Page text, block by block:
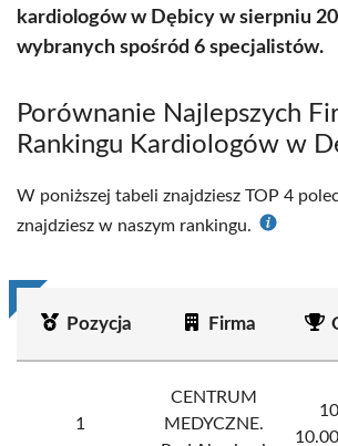
kardiologów w Dębicy w sierpniu
wybranych spośród 6 specjalistów.
Porównanie Najlepszych
Rankingu Kardiologów w
W poniższej tabeli znajdziesz TOP 4
znajdziesz w naszym rankingu.
Pozycja Firma
1
CENTRUM
MEDYCZNE.
10.00